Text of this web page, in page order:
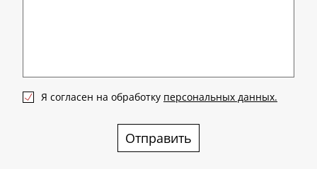
Я согласен на обработку персональных данных.
Отправить